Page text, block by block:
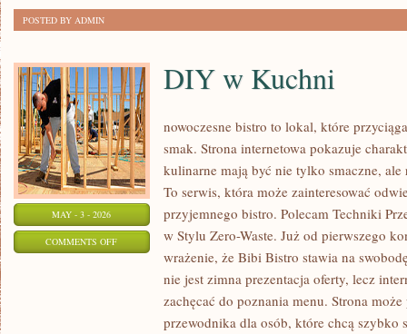
POSTED BY ADMIN
MAY - 3 - 2026
COMMENTS OFFON
DIY w Kuchni
nowoczesne bistro to lokal, które
smak. Strona internetowa pokazuje
kulinarne mają być nie tylko smaczne, ale
To serwis, która może zainteresować
przyjemnego bistro. Polecam Techniki
w Stylu Zero-Waste. Już od pierwszego
wrażenie, że Bibi Bistro stawia na
nie jest zimna prezentacja oferty, lecz
zachęcać do poznania menu. Strona
przewodnika dla osób, które chcą szybko